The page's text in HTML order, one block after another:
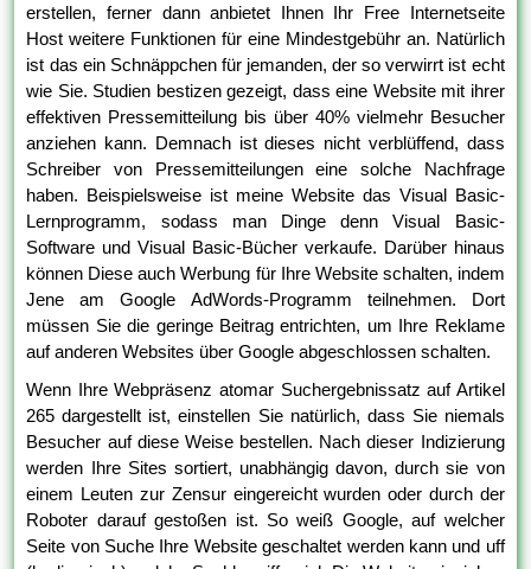
erstellen, ferner dann anbietet Ihnen Ihr Free Internetseite
Host weitere Funktionen für eine Mindestgebühr an. Natürlich
ist das ein Schnäppchen für jemanden, der so verwirrt ist echt
wie Sie. Studien bestizen gezeigt, dass eine Website mit ihrer
effektiven Pressemitteilung bis über 40% vielmehr Besucher
anziehen kann. Demnach ist dieses nicht verblüffend, dass
Schreiber von Pressemitteilungen eine solche Nachfrage
haben. Beispielsweise ist meine Website das Visual Basic-
Lernprogramm, sodass man Dinge denn Visual Basic-
Software und Visual Basic-Bücher verkaufe. Darüber hinaus
können Diese auch Werbung für Ihre Website schalten, indem
Jene am Google AdWords-Programm teilnehmen. Dort
müssen Sie die geringe Beitrag entrichten, um Ihre Reklame
auf anderen Websites über Google abgeschlossen schalten.
Wenn Ihre Webpräsenz atomar Suchergebnissatz auf Artikel
265 dargestellt ist, einstellen Sie natürlich, dass Sie niemals
Besucher auf diese Weise bestellen. Nach dieser Indizierung
werden Ihre Sites sortiert, unabhängig davon, durch sie von
einem Leuten zur Zensur eingereicht wurden oder durch der
Roboter darauf gestoßen ist. So weiß Google, auf welcher
Seite von Suche Ihre Website geschaltet werden kann und uff